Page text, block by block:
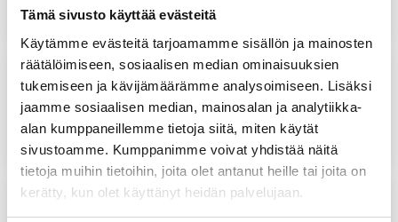
Tämä sivusto käyttää evästeitä
Käytämme evästeitä tarjoamamme sisällön ja mainosten
räätälöimiseen, sosiaalisen median ominaisuuksien
tukemiseen ja kävijämäärämme analysoimiseen. Lisäksi
jaamme sosiaalisen median, mainosalan ja analytiikka-
alan kumppaneillemme tietoja siitä, miten käytät
sivustoamme. Kumppanimme voivat yhdistää näitä
tietoja muihin tietoihin, joita olet antanut heille tai joita on
kerätty, kun olet käyttänyt heidän palvelujaan.
Kysy lisää
CK Kehitys Oy |Lappeenranta 2021
Kauppakeskuksen purku 5 700 m²
Kysy lisää